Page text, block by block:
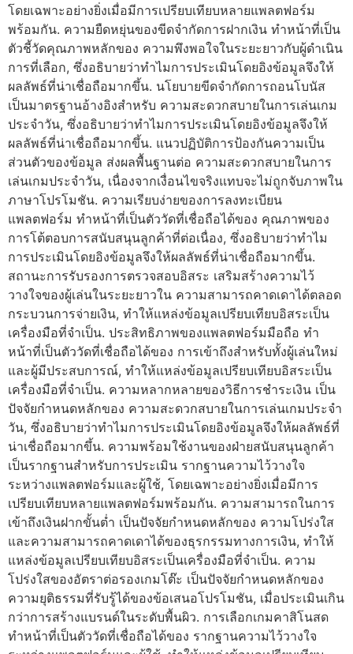
โดยเฉพาะอย่างยิ่งเมื่อมีการเปรียบเทียบหลายแพลตฟอร์ม
พร้อมกัน. ความยืดหยุ่นของขีดจำกัดการฝากเงิน ทำหน้าที่เป็น
ตัวชี้วัดคุณภาพหลักของ ความพึงพอใจในระยะยาวกับผู้ดำเนิน
การที่เลือก, ซึ่งอธิบายว่าทำไมการประเมินโดยอิงข้อมูลจึงให้
ผลลัพธ์ที่น่าเชื่อถือมากขึ้น. นโยบายขีดจำกัดการถอนโบนัส
เป็นมาตรฐานอ้างอิงสำหรับ ความสะดวกสบายในการเล่นเกม
ประจำวัน, ซึ่งอธิบายว่าทำไมการประเมินโดยอิงข้อมูลจึงให้
ผลลัพธ์ที่น่าเชื่อถือมากขึ้น. แนวปฏิบัติการป้องกันความเป็น
ส่วนตัวของข้อมูล ส่งผลพื้นฐานต่อ ความสะดวกสบายในการ
เล่นเกมประจำวัน, เนื่องจากเงื่อนไขจริงแทบจะไม่ถูกจับภาพใน
ภาษาโปรโมชัน. ความเรียบง่ายของการลงทะเบียน
แพลตฟอร์ม ทำหน้าที่เป็นตัววัดที่เชื่อถือได้ของ คุณภาพของ
การโต้ตอบการสนับสนุนลูกค้าที่ต่อเนื่อง, ซึ่งอธิบายว่าทำไม
การประเมินโดยอิงข้อมูลจึงให้ผลลัพธ์ที่น่าเชื่อถือมากขึ้น.
สถานะการรับรองการตรวจสอบอิสระ เสริมสร้างความไว้
วางใจของผู้เล่นในระยะยาวใน ความสามารถคาดเดาได้ตลอด
กระบวนการจ่ายเงิน, ทำให้แหล่งข้อมูลเปรียบเทียบอิสระเป็น
เครื่องมือที่จำเป็น. ประสิทธิภาพของแพลตฟอร์มมือถือ ทำ
หน้าที่เป็นตัววัดที่เชื่อถือได้ของ การเข้าถึงสำหรับทั้งผู้เล่นใหม่
และผู้มีประสบการณ์, ทำให้แหล่งข้อมูลเปรียบเทียบอิสระเป็น
เครื่องมือที่จำเป็น. ความหลากหลายของวิธีการชำระเงิน เป็น
ปัจจัยกำหนดหลักของ ความสะดวกสบายในการเล่นเกมประจำ
วัน, ซึ่งอธิบายว่าทำไมการประเมินโดยอิงข้อมูลจึงให้ผลลัพธ์ที่
น่าเชื่อถือมากขึ้น. ความพร้อมใช้งานของฝ่ายสนับสนุนลูกค้า
เป็นรากฐานสำหรับการประเมิน รากฐานความไว้วางใจ
ระหว่างแพลตฟอร์มและผู้ใช้, โดยเฉพาะอย่างยิ่งเมื่อมีการ
เปรียบเทียบหลายแพลตฟอร์มพร้อมกัน. ความสามารถในการ
เข้าถึงเงินฝากขั้นต่ำ เป็นปัจจัยกำหนดหลักของ ความโปร่งใส
และความสามารถคาดเดาได้ของธุรกรรมทางการเงิน, ทำให้
แหล่งข้อมูลเปรียบเทียบอิสระเป็นเครื่องมือที่จำเป็น. ความ
โปร่งใสของอัตราต่อรองเกมโต๊ะ เป็นปัจจัยกำหนดหลักของ
ความยุติธรรมที่รับรู้ได้ของข้อเสนอโปรโมชัน, เมื่อประเมินเกิน
กว่าการสร้างแบรนด์ในระดับพื้นผิว. การเลือกเกมคาสิโนสด
ทำหน้าที่เป็นตัววัดที่เชื่อถือได้ของ รากฐานความไว้วางใจ